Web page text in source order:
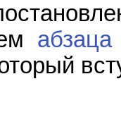
абзаца